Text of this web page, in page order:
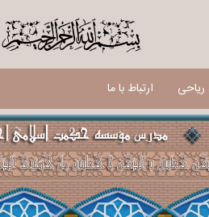
$
ریاحی ارتباط با ما